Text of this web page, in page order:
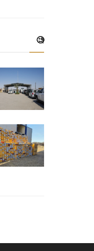
🧐